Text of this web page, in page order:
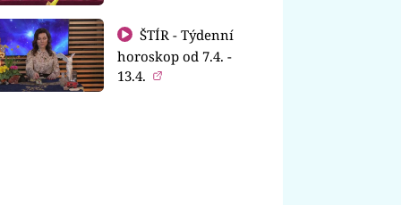
ŠTÍR - Týdenní
horoskop od 7.4. -
13.4.